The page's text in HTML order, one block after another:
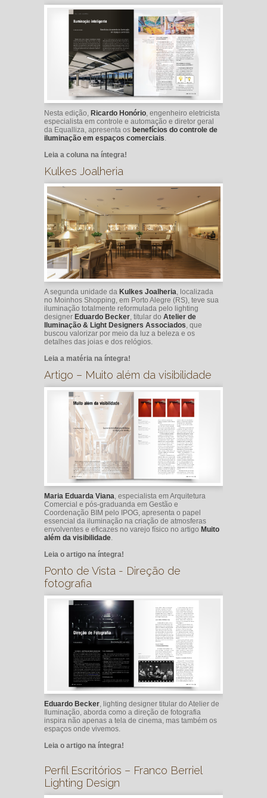
Nesta edição, Ricardo Honório, engenheiro eletricista
especialista em controle e automação e diretor geral
da Equalliza, apresenta os benefícios do controle de
iluminação em espaços comerciais.
Leia a coluna na íntegra!
Kulkes Joalheria
A segunda unidade da Kulkes Joalheria, localizada
no Moinhos Shopping, em Porto Alegre (RS), teve sua
iluminação totalmente reformulada pelo lighting
designer Eduardo Becker, titular do Atelier de
Iluminação & Light Designers Associados, que
buscou valorizar por meio da luz a beleza e os
detalhes das joias e dos relógios.
Leia a matéria na íntegra!
Artigo – Muito além da visibilidade
Maria Eduarda Viana , especialista em Arquitetura
Comercial e pós-graduanda em Gestão e
Coordenação BIM pelo IPOG, apresenta o papel
essencial da iluminação na criação de atmosferas
envolventes e eficazes no varejo físico no artigo Muito
além da visibilidade
Leia o artigo na íntegra!
Ponto de Vista - Direção de
fotografia
Eduardo Becker , lighting designer titular do Atelier de
Iluminação, aborda como a direção de fotografia
inspira não apenas a tela de cinema, mas também os
espaços onde vivemos.
Leia o artigo na íntegra!
Perfil Escritórios – Franco Berriel
Lighting Design